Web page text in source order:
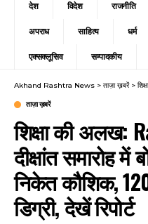
देश विदेश राजनीति
अपराध साहित्य धर्म
एक्सक्लूसिव सम्पादकीय
Akhand Rashtra News > ताज़ा ख़बरें> शिक्षा
ताज़ा ख़बरें
शिक्षा की अलख:
दीक्षांत समारोह
निकेत कौशिक,
डिग्री, देखें रिपोर्ट